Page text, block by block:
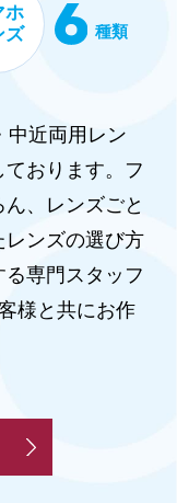
ホ
ズ
種類
中近両用レン
おります。フ
、レンズごと
ンズの選び方
専門スタッフ
様と共にお作